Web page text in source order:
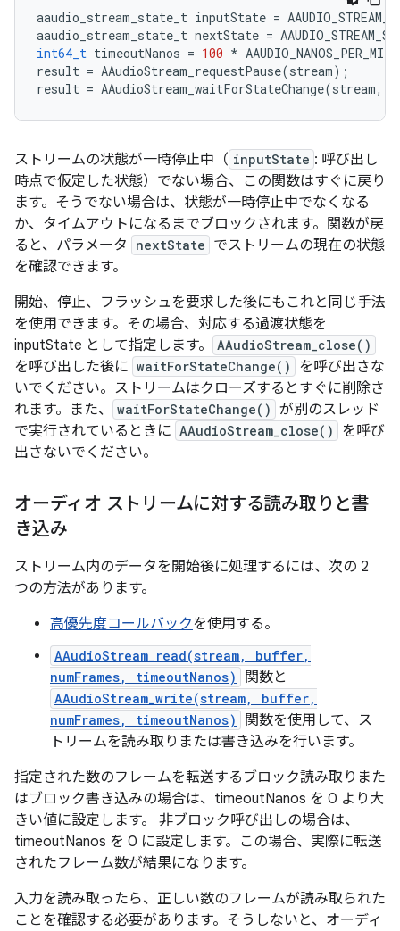
aaudio_stream_state_t inputState =
aaudio_stream_state_t nextState =
int64_t timeoutNanos = 100 *
result = AAudioStream_requestPause(stream);
result = AAudioStream_waitForStateChange(stream,
ストリームの状態が一時停止中（ inputState : 呼び出し
時点で仮定した状態）でない場合、この関数はすぐに戻り
ます。そうでない場合は、状態が一時停止中でなくなる
か、タイムアウトになるまでブロックされます。関数が戻
ると、パラメータ
nextState でストリームの現在の状態
を確認できます。
開始、停止、フラッシュを要求した後にもこれと同じ手法
を使用できます。その場合、対応する過渡状態を
inputState として指定します。
AAudioStream_close()
を呼び出した後に waitForStateChange()
を呼び出さな
いでください。ストリームはクローズするとすぐに削除さ
れます。また、
waitForStateChange() が別のスレッド
で実行されているときに AAudioStream_close()
を呼び
出さないでください。
オーディオ ストリームに対する読み取りと書
き込み
ストリーム内のデータを開始後に処理するには、次の 2
つの方法があります。
高優先度コールバックを使用する。
AAudioStream_read(stream, buffer,
numFrames, timeoutNanos)
関数と
AAudioStream_write(stream, buffer,
numFrames, timeoutNanos)
関数を使用して、ス
トリームを読み取りまたは書き込みを行います。
指定された数のフレームを転送するブロック読み取りまた
はブロック書き込みの場合は、timeoutNanos を 0 より大
きい値に設定します。 非ブロック呼び出しの場合は、
timeoutNanos を 0 に設定します。この場合、実際に転送
されたフレーム数が結果になります。
入力を読み取ったら、正しい数のフレームが読み取られた
ことを確認する必要があります。そうしないと、オーディ